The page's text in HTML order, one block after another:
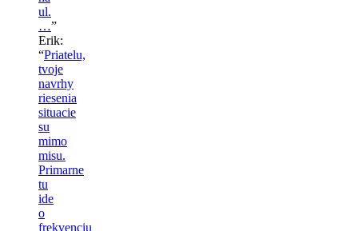
ul.
…”
Erik:
“Priatelu,
tvoje
navrhy
riesenia
situacie
su
mimo
misu.
Primarne
tu
ide
o
frekvenciu